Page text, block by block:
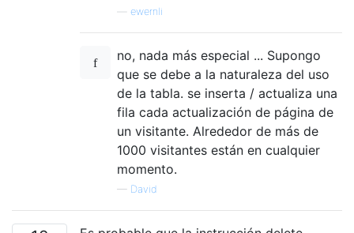
ewernli
no, nada más especial ... Supongo
que se debe a la naturaleza del uso
de la tabla. se inserta / actualiza una
fila cada actualización de página de
un visitante. Alrededor de más de
1000 visitantes están en cualquier
momento.
— David